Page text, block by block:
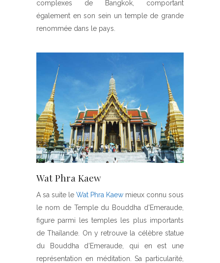
complexes de Bangkok, comportant
également en son sein un temple de grande
renommée dans le pays.
Wat Phra Kaew
A sa suite le Wat Phra Kaew mieux connu sous
le nom de Temple du Bouddha d’Emeraude,
figure parmi les temples les plus importants
de Thaïlande. On y retrouve la célèbre statue
du Bouddha d’Emeraude, qui en est une
représentation en méditation. Sa particularité,